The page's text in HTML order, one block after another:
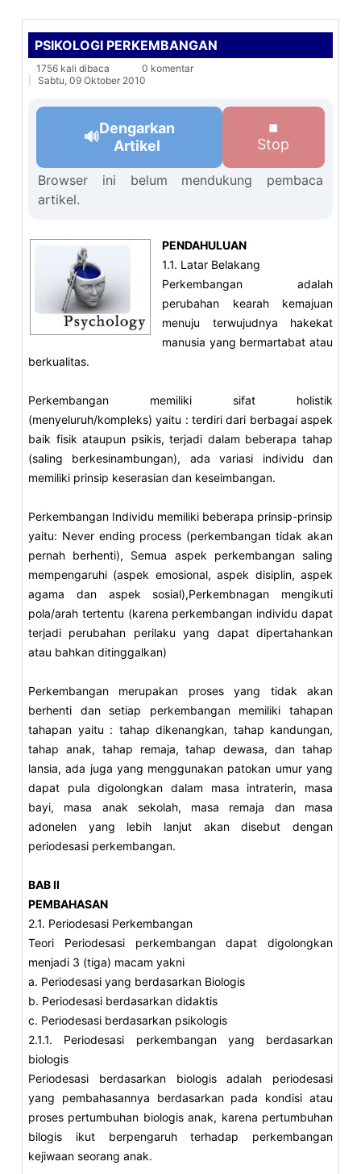
PSIKOLOGI PERKEMBANGAN
1756 kali dibaca
0 komentar
Sabtu, 09 Oktober 2010
🔊
Dengarkan
Artikel
⏹
Stop
Browser ini belum mendukung pembaca
artikel.
PENDAHULUAN
1.1. Latar Belakang
Perkembangan adalah
perubahan kearah kemajuan
menuju terwujudnya hakekat
manusia yang bermartabat atau
berkualitas.
Perkembangan memiliki sifat holistik
(menyeluruh/kompleks) yaitu : terdiri dari berbagai aspek
baik fisik ataupun psikis, terjadi dalam beberapa tahap
(saling berkesinambungan), ada variasi individu dan
memiliki prinsip keserasian dan keseimbangan.
Perkembangan Individu memiliki beberapa prinsip-prinsip
yaitu: Never ending process (perkembangan tidak akan
pernah berhenti), Semua aspek perkembangan saling
mempengaruhi (aspek emosional, aspek disiplin, aspek
agama dan aspek sosial),Perkembnagan mengikuti
pola/arah tertentu (karena perkembangan individu dapat
terjadi perubahan perilaku yang dapat dipertahankan
atau bahkan ditinggalkan)
Perkembangan merupakan proses yang tidak akan
berhenti dan setiap perkembangan memiliki tahapan
tahapan yaitu : tahap dikenangkan, tahap kandungan,
tahap anak, tahap remaja, tahap dewasa, dan tahap
lansia, ada juga yang menggunakan patokan umur yang
dapat pula digolongkan dalam masa intraterin, masa
bayi, masa anak sekolah, masa remaja dan masa
adonelen yang lebih lanjut akan disebut dengan
periodesasi perkembangan.
BAB II
PEMBAHASAN
2.1. Periodesasi Perkembangan
Teori Periodesasi perkembangan dapat digolongkan
menjadi 3 (tiga) macam yakni
a. Periodesasi yang berdasarkan Biologis
b. Periodesasi berdasarkan didaktis
c. Periodesasi berdasarkan psikologis
2.1.1. Periodesasi perkembangan yang berdasarkan
biologis
Periodesasi berdasarkan biologis adalah periodesasi
yang pembahasannya berdasarkan pada kondisi atau
proses pertumbuhan biologis anak, karena pertumbuhan
bilogis ikut berpengaruh terhadap perkembangan
kejiwaan seorang anak.